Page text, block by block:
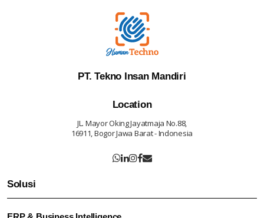
PT. Tekno Insan Mandiri
Location
JL. Mayor Oking Jayatmaja No.88,
16911, Bogor Jawa Barat - Indonesia
Solusi